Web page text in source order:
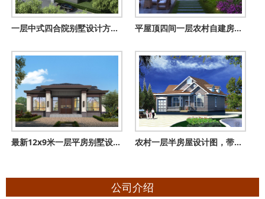
一层中式四合院别墅设计方案图，含外观效果图 平屋顶四间一层农村自建房设计图纸，经济时尚
最新12x9米一层平房别墅设计图，好看不贵居住舒适！ 农村一层半房屋设计图，带外观效果图，外观时尚
公司介绍